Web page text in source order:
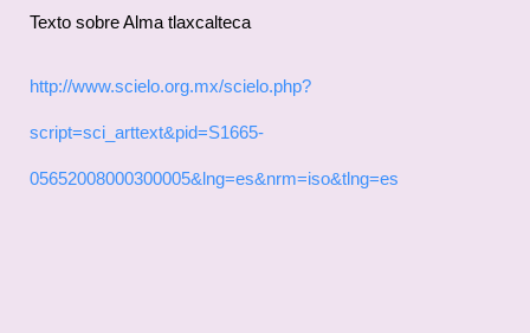
Texto sobre Alma tlaxcalteca
http://www.scielo.org.mx/scielo.php?
script=sci_arttext&pid=S1665-
05652008000300005&lng=es&nrm=iso&tlng=es